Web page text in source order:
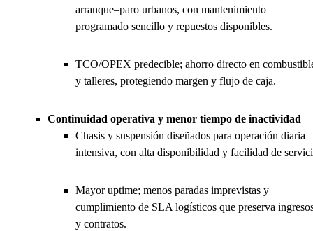
arranque–paro urbanos, con mantenimiento
programado sencillo y repuestos disponibles.
TCO/OPEX predecible; ahorro directo en
y talleres, protegiendo margen y flujo de caja.
Continuidad operativa y menor tiempo de inactividad
Chasis y suspensión diseñados para operación diaria
intensiva, con alta disponibilidad y facilidad de
Mayor uptime; menos paradas imprevistas y
cumplimiento de SLA logísticos que preserva
y contratos.